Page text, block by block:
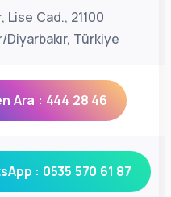
Lise Cad., 21100
Diyarbakır, Türkiye
Ara : 444 28 46
: 0535 570 61 87